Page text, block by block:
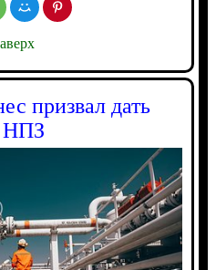
призвал дать
НПЗ